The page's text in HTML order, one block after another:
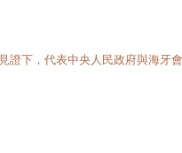
證下，代表中央人民政府與海牙